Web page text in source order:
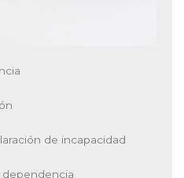
de incapacidad
dependencia